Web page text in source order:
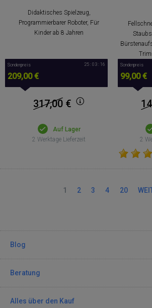
Didaktisches Spielzeug,
Programmierbarer Roboter, Für
Kinder ab 8 Jahren
Sonderpreis
209,00 €
25 : 03 : 15
317,00 €
Auf Lager
2 Werktage Lieferzeit
Sonderpreis
99,00 €
2
1 2 3 4 20
Blog
Beratung
Alles über den Kauf